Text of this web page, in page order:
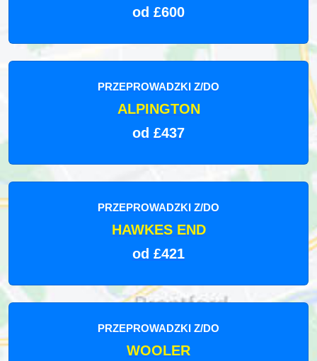
od £600
PRZEPROWADZKI Z/DO
ALPINGTON
od £437
PRZEPROWADZKI Z/DO
HAWKES END
od £421
PRZEPROWADZKI Z/DO
WOOLER